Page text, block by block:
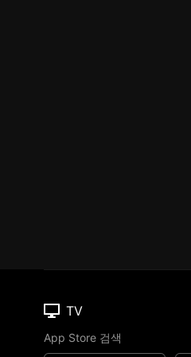
TV
App Store 검색